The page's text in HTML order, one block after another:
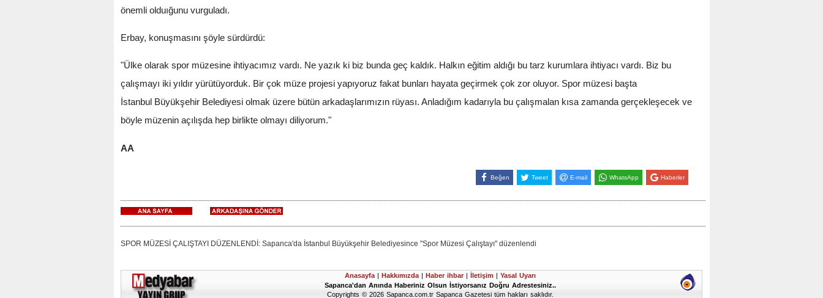
önemli olduığunu vurguladı.
Erbay, konuşmasını şöyle sürdürdü:
"Ülke olarak spor müzesine ihtiyacımız vardı. Ne yazık ki biz bunda geç kaldık. Halkın eğitim aldığı bu tarz kurumlara ihtiyacı vardı. Biz bu
çalışmayı iki yıldır yürütüyorduk. Bir çok müze projesi yapıyoruz fakat bunları hayata geçirmek çok zor oluyor. Spor müzesi başta
İstanbul Büyükşehir Belediyesi olmak üzere bütün arkadaşlarımızın rüyası. Anladığım kadarıyla bu çalışmalan kısa zamanda gerçekleşecek ve
böyle müzenin açılışda hep birlikte olmayı diliyorum."
AA
Beğen Tweet E-mail WhatsApp Haberler
SPOR MÜZESİ ÇALIŞTAYI DÜZENLENDİ: Sapanca'da İstanbul Büyükşehir Belediyesince "Spor Müzesi Çalıştayı" düzenlendi
Anasayfa | Hakkımızda | Haber ihbar | İletişim | Yasal Uyarı
Sapanca'dan Anında Haberiniz Olsun İstiyorsanız Doğru Adrestesiniz..
Copyrights © 2026 Sapanca.com.tr Sapanca Gazetesi tüm hakları saklıdır.